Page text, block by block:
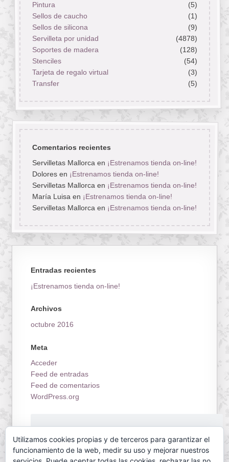
Pintura
(5)
Sellos de caucho
(1)
Sellos de silicona
(9)
Servilleta por unidad
(4878)
Soportes de madera
(128)
Stenciles
(54)
Tarjeta de regalo virtual
(3)
Transfer
(5)
Comentarios recientes
Servilletas Mallorcaen ¡Estrenamos tienda on-line!
Doloresen ¡Estrenamos tienda on-line!
Servilletas Mallorcaen ¡Estrenamos tienda on-line!
María Luisaen ¡Estrenamos tienda on-line!
Servilletas Mallorcaen ¡Estrenamos tienda on-line!
Entradas recientes
¡Estrenamos tienda on-line!
Archivos
octubre 2016
Meta
Acceder
Feed de entradas
Feed de comentarios
WordPress.org
Utilizamos cookies propias y de terceros para garantizar el
funcionamiento de la web, medir su uso y mejorar nuestros